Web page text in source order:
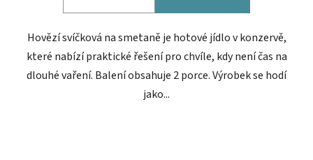
Hovězí svíčková na smetaně je hotové jídlo v konzervě,
které nabízí praktické řešení pro chvíle, kdy není čas na
dlouhé vaření. Balení obsahuje 2 porce. Výrobek se hodí
jako...